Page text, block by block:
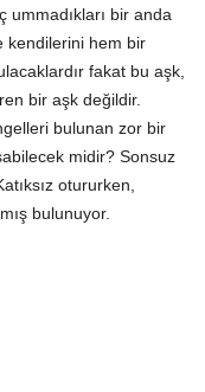
bir anda
kendilerini hem bir
fakat bu aşk,
bir aşk değildir.
bulunan zor bir
midir? Sonsuz
otururken,
bulunuyor.